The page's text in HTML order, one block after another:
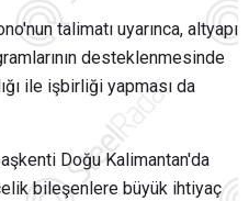
talimatı uyarınca, altyapı
desteklenmesinde
ile işbirliği yapması da
Doğu Kalimantan'da
bileşenlere büyük ihtiyaç